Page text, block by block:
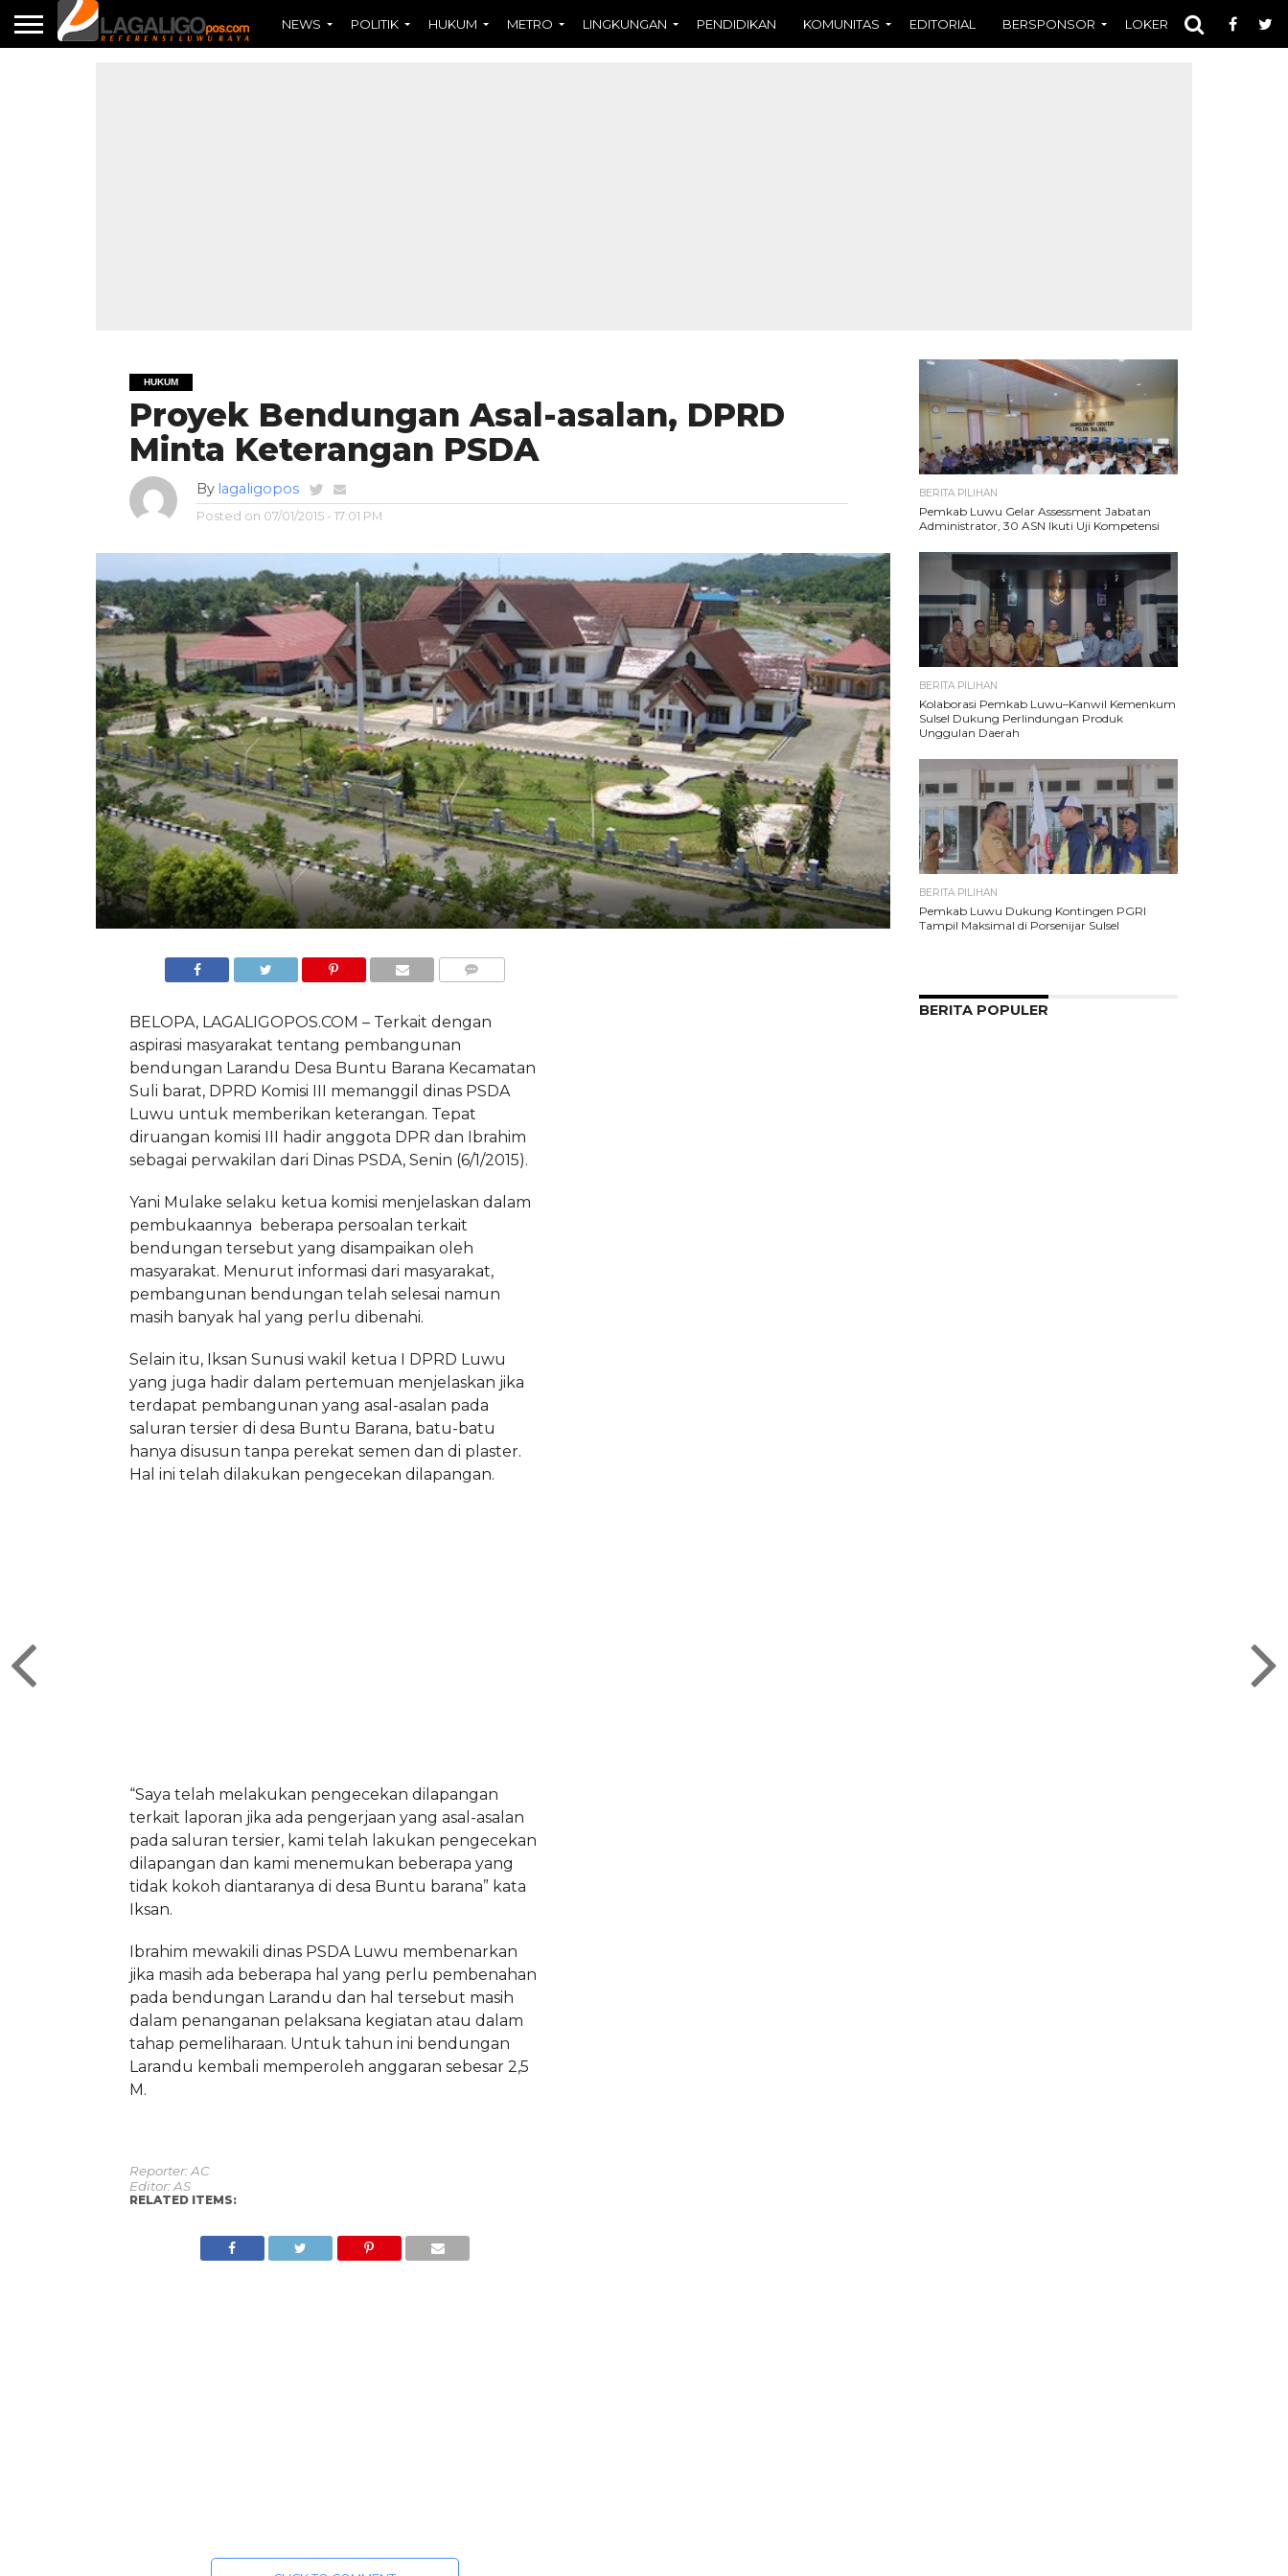
NEWS POLITIK HUKUM METRO LINGKUNGAN PENDIDIKAN KOMUNITAS EDITORIAL BERSPONSOR LOKER OPINI
HUKUM
Proyek Bendungan Asal-asalan, DPRD
Minta Keterangan PSDA
By lagaligopos
Posted on 07/01/2015 - 17:01 PM
BELOPA, LAGALIGOPOS.COM – Terkait dengan
aspirasi masyarakat tentang pembangunan
bendungan Larandu Desa Buntu Barana Kecamatan
Suli barat, DPRD Komisi III memanggil dinas PSDA
Luwu untuk memberikan keterangan. Tepat
diruangan komisi III hadir anggota DPR dan Ibrahim
sebagai perwakilan dari Dinas PSDA, Senin (6/1/2015).
Yani Mulake selaku ketua komisi menjelaskan dalam
pembukaannya beberapa persoalan terkait
bendungan tersebut yang disampaikan oleh
masyarakat. Menurut informasi dari masyarakat,
pembangunan bendungan telah selesai namun
masih banyak hal yang perlu dibenahi.
Selain itu, Iksan Sunusi wakil ketua I DPRD Luwu
yang juga hadir dalam pertemuan menjelaskan jika
terdapat pembangunan yang asal-asalan pada
saluran tersier di desa Buntu Barana, batu-batu
hanya disusun tanpa perekat semen dan di plaster.
Hal ini telah dilakukan pengecekan dilapangan.
“Saya telah melakukan pengecekan dilapangan
terkait laporan jika ada pengerjaan yang asal-asalan
pada saluran tersier, kami telah lakukan pengecekan
dilapangan dan kami menemukan beberapa yang
tidak kokoh diantaranya di desa Buntu barana” kata
Iksan.
Ibrahim mewakili dinas PSDA Luwu membenarkan
jika masih ada beberapa hal yang perlu pembenahan
pada bendungan Larandu dan hal tersebut masih
dalam penanganan pelaksana kegiatan atau dalam
tahap pemeliharaan. Untuk tahun ini bendungan
Larandu kembali memperoleh anggaran sebesar 2,5
M.
Reporter: AC
Editor: AS
RELATED ITEMS:
BERITA PILIHAN
Pemkab Luwu Gelar Assessment Jabatan
Administrator, 30 ASN Ikuti Uji Kompetensi
BERITA PILIHAN
Kolaborasi Pemkab Luwu–Kanwil Kemenkum
Sulsel Dukung Perlindungan Produk
Unggulan Daerah
BERITA PILIHAN
Pemkab Luwu Dukung Kontingen PGRI
Tampil Maksimal di Porsenijar Sulsel
BERITA POPULER